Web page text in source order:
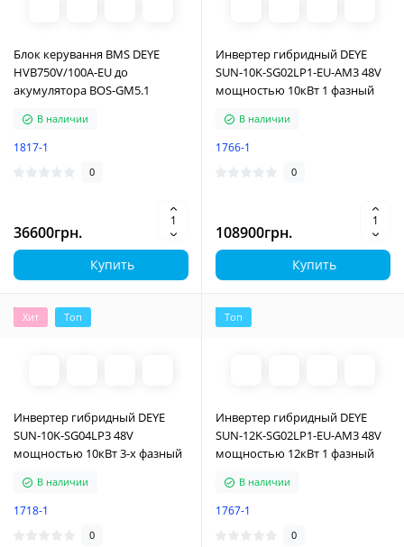
Блок керування BMS DEYE
HVB750V/100A-EU до
акумулятора BOS-GM5.1
В наличии
1817-1
0
36600грн.
Купить
Инвертер гибридный DEYE
SUN-10K-SG02LP1-EU-AM3 48V
мощностью 10кВт 1 фазный
В наличии
1766-1
0
108900грн.
Купить
Хит Топ
Инвертер гибридный DEYE
SUN-10K-SG04LP3 48V
мощностью 10кВт 3-х фазный
В наличии
1718-1
0
Топ
Инвертер гибридный DEYE
SUN-12K-SG02LP1-EU-AM3 48V
мощностью 12кВт 1 фазный
В наличии
1767-1
0